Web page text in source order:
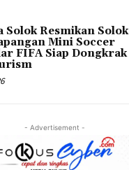
Solok Resmikan Solok
Mini Soccer
FIFA Siap Dongkrak
- Advertisement -